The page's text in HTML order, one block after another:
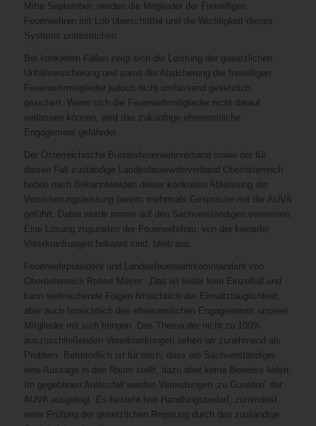
Mitte September, werden die Mitglieder der Freiwilligen
Feuerwehren mit Lob überschüttet und die Wichtigkeit dieses
Systems unterstrichen.
Bei konkreten Fällen zeigt sich die Leistung der gesetzlichen
Unfallversicherung und somit die Absicherung der freiwilligen
Feuerwehrmitglieder jedoch nicht umfassend gesetzlich
gesichert. Wenn sich die Feuerwehrmitglieder nicht darauf
verlassen können, wird das zukünftige ehrenamtliche
Engagement gefährdet.
Der Österreichische Bundesfeuerwehrverband sowie der für
diesen Fall zuständige Landesfeuerwehrverband Oberösterreich
haben nach Bekanntwerden dieser konkreten Ablehnung der
Versicherungsleistung bereits mehrmals Gespräche mit der AUVA
geführt. Dabei wurde immer auf den Sachverständigen verwiesen.
Eine Lösung zugunsten der Feuerwehrfrau, von der keinerlei
Vorerkrankungen bekannt sind, blieb aus.
Feuerwehrpräsident und Landesfeuerwehrkommandant von
Oberösterreich Robert Mayer: „Das ist leider kein Einzelfall und
kann weitreichende Folgen hinsichtlich der Einsatztauglichkeit,
aber auch hinsichtlich des ehrenamtlichen Engagements unserer
Mitglieder mit sich bringen. Das Thema der nicht zu 100%
auszuschließenden Vorerkrankungen sehen wir zunehmend als
Problem. Befremdlich ist für mich, dass ein Sachverständiger
eine Aussage in den Raum stellt, dazu aber keine Beweise liefert.
Im gegebenen Anlassfall werden Vermutungen ‚zu Gunsten‘ der
AUVA ausgelegt. Es besteht hier Handlungsbedarf, zumindest
einer Prüfung der gesetzlichen Regelung durch das zuständige